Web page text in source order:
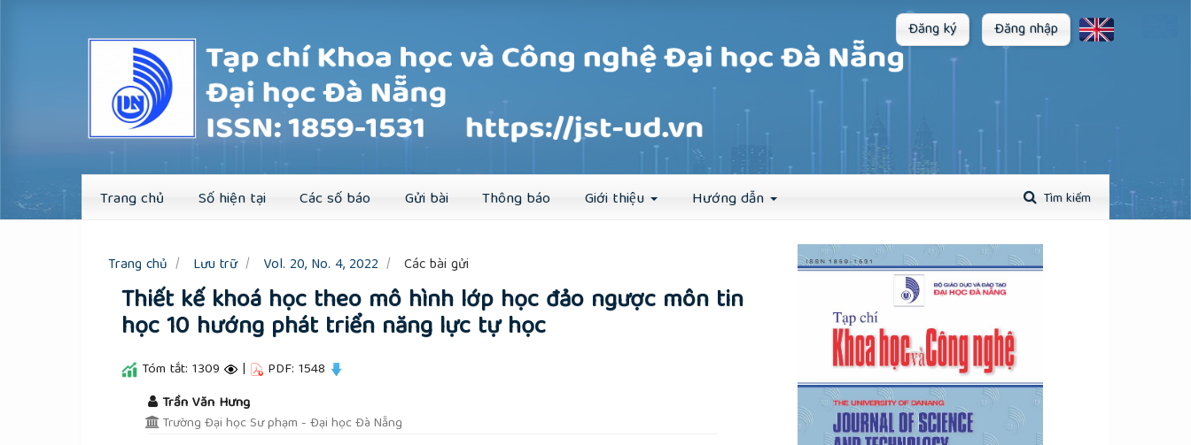
Trang chủ Số hiện tại Các số báo Gửi bài Thông báo Giới thiệu Hướng dẫn Tìm kiếm
Đăng ký Đăng nhập
Đăng ký Đăng nhập
Trang chủ Lưu trữ Vol. 20, No. 4, 2022 Các bài gửi
Thiết kế khoá học theo mô hình lớp học đảo ngược môn tin
học 10 hướng phát triển năng lực tự học
Tóm tắt: 1309 | PDF: 1548
##plugins.themes.academic_pro.article.main##
Trần Văn Hưng
Trường Đại học Sư phạm - Đại học Đà Nẵng